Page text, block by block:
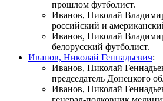
прошлом футболист.
Иванов, Николай
российский и
Иванов, Николай
белорусский футболист.
Иванов, Николай Геннадьевич:
Иванов, Николай
председатель Донецкого
Иванов, Николай